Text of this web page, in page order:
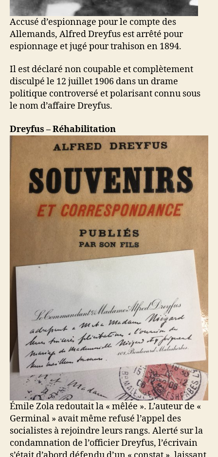
Accusé d’espionnage pour le compte des
Allemands, Alfred Dreyfus est arrêté pour
espionnage et jugé pour trahison en 1894.
Il est déclaré non coupable et complètement
disculpé le 12 juillet 1906 dans un drame
politique controversé et polarisant connu sous
le nom d’affaire Dreyfus.
Dreyfus – Réhabilitation
Émile Zola redoutait la « mêlée ». L’auteur de «
Germinal » avait même refusé l’appel des
socialistes à rejoindre leurs rangs. Alerté sur la
condamnation de l’officier Dreyfus, l’écrivain